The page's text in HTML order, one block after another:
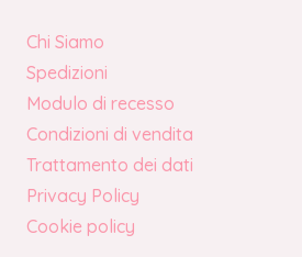
Chi Siamo
Spedizioni
Modulo di recesso
Condizioni di vendita
Trattamento dei dati
Privacy Policy
Cookie policy